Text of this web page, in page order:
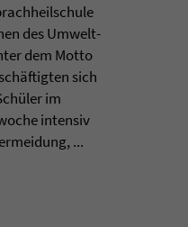
des Umwelt-
dem Motto
sich
im
intensiv
...